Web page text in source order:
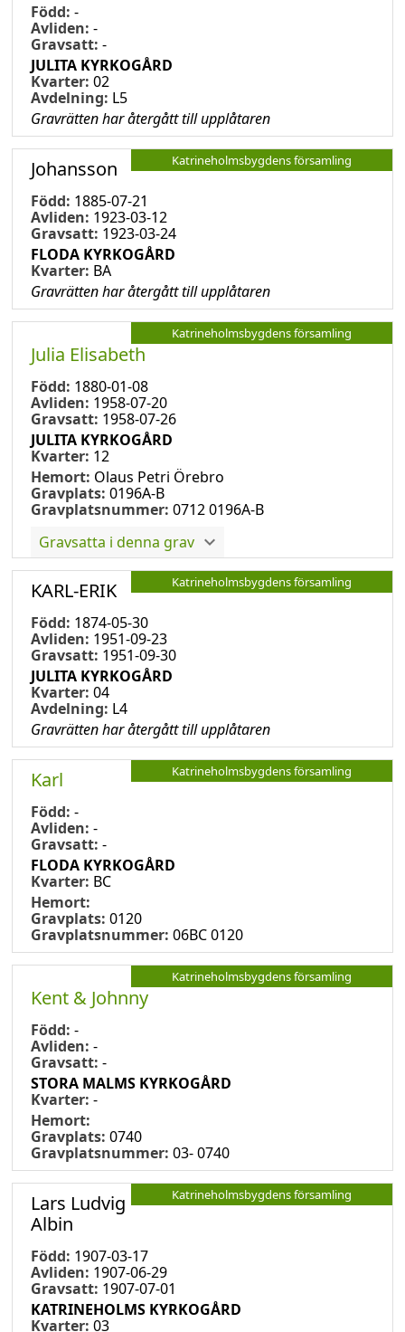
Född: -
Avliden: -
Gravsatt: -
JULITA KYRKOGÅRD
Kvarter: 02
Avdelning: L5
Gravrätten har återgått till upplåtaren
Katrineholmsbygdens församling
Johansson
Född: 1885-07-21
Avliden: 1923-03-12
Gravsatt: 1923-03-24
FLODA KYRKOGÅRD
Kvarter: BA
Gravrätten har återgått till upplåtaren
Katrineholmsbygdens församling
Julia Elisabeth
Född: 1880-01-08
Avliden: 1958-07-20
Gravsatt: 1958-07-26
JULITA KYRKOGÅRD
Kvarter: 12
Hemort: Olaus Petri Örebro
Gravplats: 0196A-B
Gravplatsnummer: 0712 0196A-B
Gravsatta i denna grav
Katrineholmsbygdens församling
KARL-ERIK
Född: 1874-05-30
Avliden: 1951-09-23
Gravsatt: 1951-09-30
JULITA KYRKOGÅRD
Kvarter: 04
Avdelning: L4
Gravrätten har återgått till upplåtaren
Katrineholmsbygdens församling
Karl
Född: -
Avliden: -
Gravsatt: -
FLODA KYRKOGÅRD
Kvarter: BC
Hemort:
Gravplats: 0120
Gravplatsnummer: 06BC 0120
Katrineholmsbygdens församling
Kent & Johnny
Född: -
Avliden: -
Gravsatt: -
STORA MALMS KYRKOGÅRD
Kvarter: -
Hemort:
Gravplats: 0740
Gravplatsnummer: 03- 0740
Katrineholmsbygdens församling
Lars Ludvig
Albin
Född: 1907-03-17
Avliden: 1907-06-29
Gravsatt: 1907-07-01
KATRINEHOLMS KYRKOGÅRD
Kvarter: 03